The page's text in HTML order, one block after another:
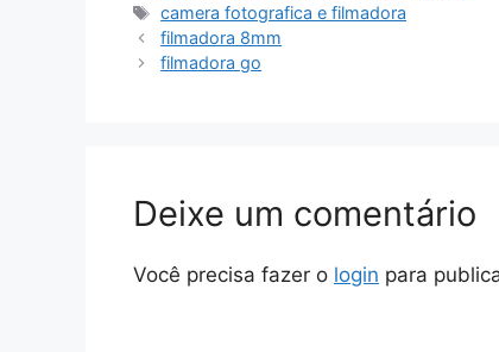
Tags
camera fotografica e filmadora
filmadora 8mm
filmadora go
Deixe um comentário
Você precisa fazer o login para